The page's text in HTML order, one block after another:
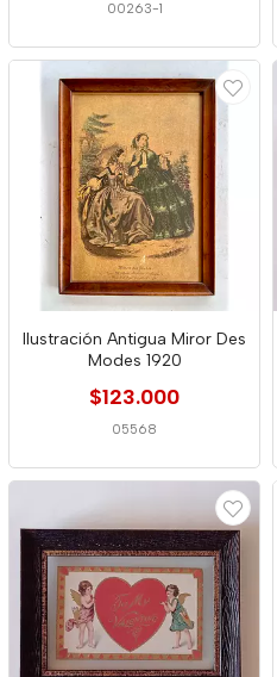
00263-1
Ilustración Antigua Miror Des
Modes 1920
$123.000
05568